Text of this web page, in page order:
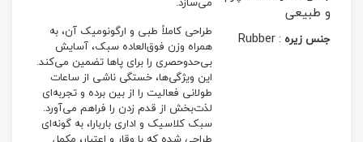
و طبیعی
جنس زیره :
Rubber
طراحی کاملاً طبی و ارگونومیک آن، به
همراه وزن فوق‌العاده سبک، آسایش
بی‌حدوحصری را برای پاها تضمین می‌کند.
این ویژگی‌ها، خستگی ناشی از ساعات
طولانی فعالیت را از بین برده و تجربه‌ای
لذت‌بخش از قدم زدن را فراهم می‌آورد.
سبک کلاسیک و اداری باربارا، به گونه‌ای